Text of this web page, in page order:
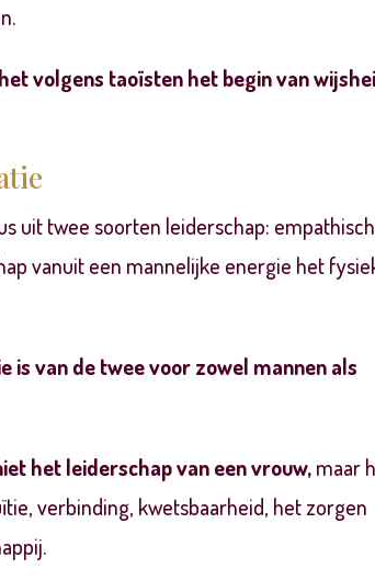
volgens taoïsten het begin van
uit twee soorten leiderschap: empathisch
vanuit een mannelijke energie het
is van de tweevoor zowel mannen als
het leiderschap van een vrouw,maar
verbinding, kwetsbaarheid, het zorgen